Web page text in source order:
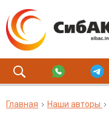
Главная Наши авторы